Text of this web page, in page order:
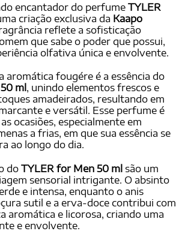
encantador do perfume TYLER
criação exclusiva da Kaapo
reflete a sofisticação
que sabe o poder que possui,
olfativa única e envolvente.
aromática fougére é a essência do
ml , unindo elementos frescos e
amadeirados, resultando em
e versátil. Esse perfume é
ocasiões, especialmente em
a frias, em que sua essência se
ao longo do dia.
do TYLER for Men 50 ml são um
sensorial intrigante. O absinto
e intensa, enquanto o anis
sutil e a erva-doce contribui com
aromática e licorosa, criando uma
e envolvente.